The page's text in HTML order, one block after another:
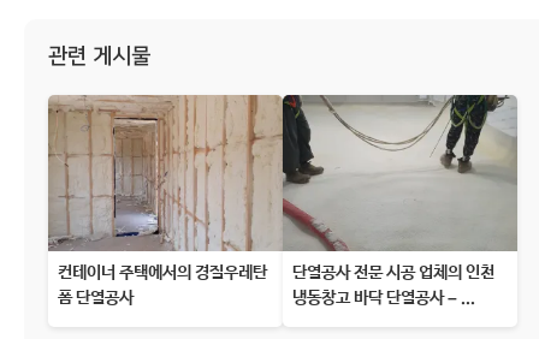
관련 게시물
컨테이너 주택에서의 경질우레탄
폼 단열공사
단열공사 전문 시공 업체의 인천
냉동창고 바닥 단열공사 – ...